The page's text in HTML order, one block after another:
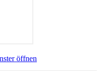
öffnen